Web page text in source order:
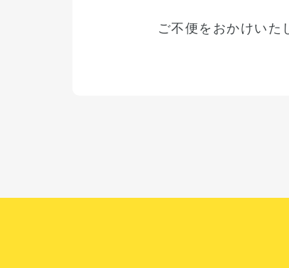
ご不便をおかけいた